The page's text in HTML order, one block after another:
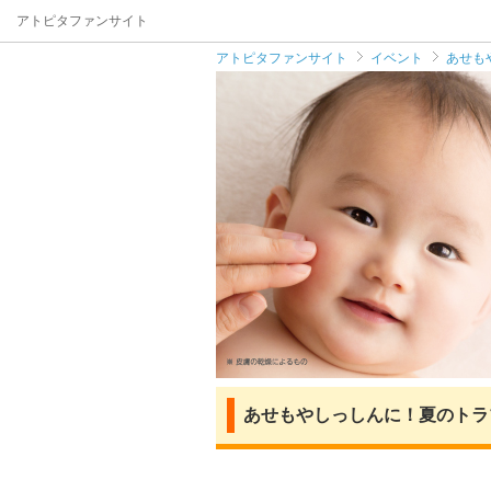
アトピタファンサイト
アトピタファンサイト イベント あせも
あせもやしっしんに！夏のト